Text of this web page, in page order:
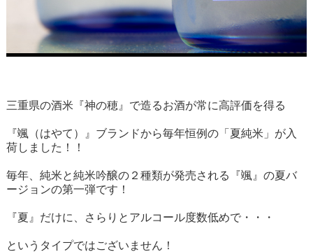
三重県の酒米『神の穂』で造るお酒が常に高評価を得る
『颯（はやて）』ブランドから毎年恒例の「夏純米」が入
荷しました！！
毎年、純米と純米吟醸の２種類が発売される『颯』の夏バ
ージョンの第一弾です！
『夏』だけに、さらりとアルコール度数低めで・・・
というタイプではございません！